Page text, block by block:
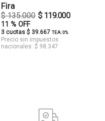
Fira
$ 135.000 $ 119.000
11 % OFF
3 cuotas $ 39.667 TEA: 0%
Precio sin impuestos
nacionales: $ 98.347